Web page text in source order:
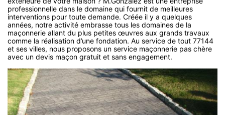
professionnelle dans le domaine qui fournit de meilleures
interventions pour toute demande. Créée il y a quelques
années, notre activité embrasse tous les domaines de la
maçonnerie allant du plus petites œuvres aux grands travaux
comme la réalisation d’une fondation. Au service de tout 77144
et ses villes, nous proposons un service maçonnerie pas chère
avec un devis maçon gratuit et sans engagement.